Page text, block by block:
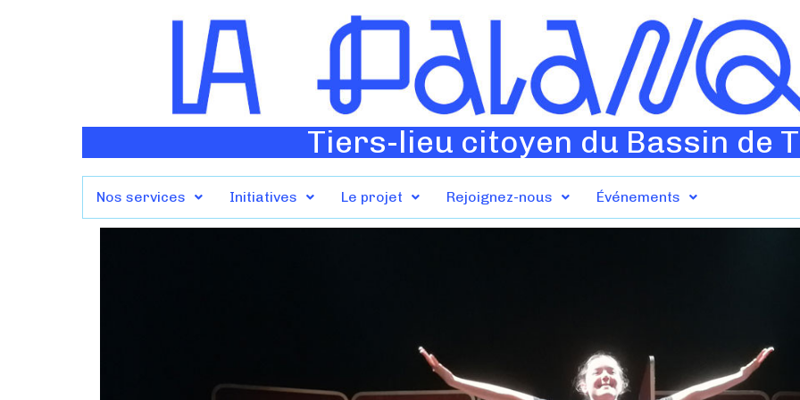
Tiers-lieu citoyen du Bassin de
Nos services Initiatives Le projet Rejoignez-nous Événements